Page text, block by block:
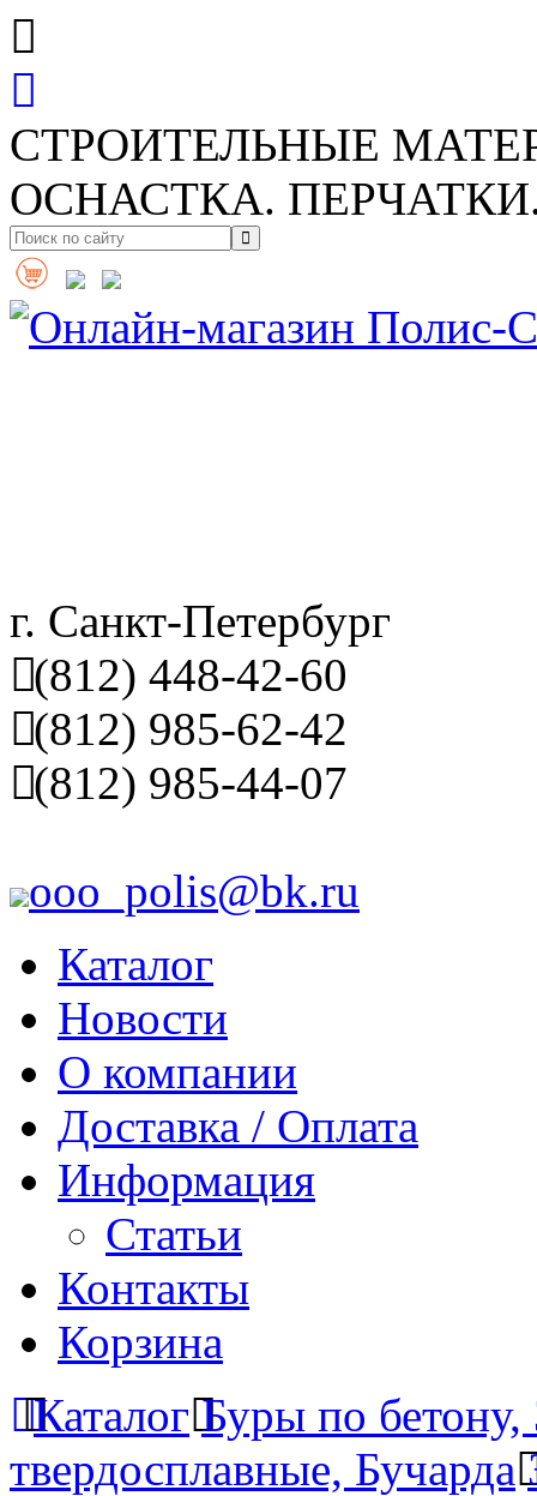
СТРОИТЕЛЬНЫЕ
ОСНАСТКА.
г. Санкт-Петербург
(812) 448-42-60
(812) 985-62-42
(812) 985-44-07
ooo_polis@bk.ru
Каталог
Новости
О компании
Доставка / Оплата
Информация
Статьи
Контакты
Корзина
Каталог Буры по
твердосплавные, Бучарда